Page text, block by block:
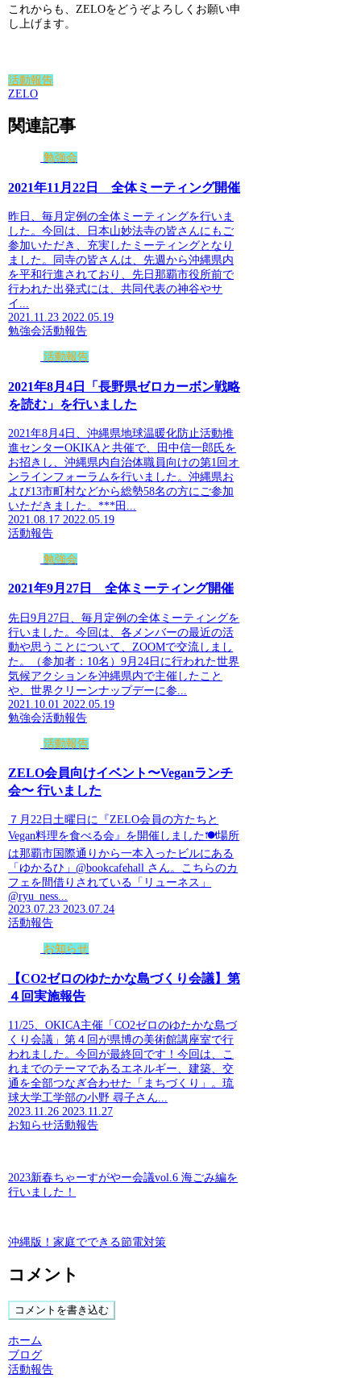
これからも、ZELOをどうぞよろしくお願い申
し上げます。
活動報告
ZELO
関連記事
勉強会
2021年11月22日 全体ミーティング開催
昨日、毎月定例の全体ミーティングを行いま
した。今回は、日本山妙法寺の皆さんにもご
参加いただき、充実したミーティングとなり
ました。同寺の皆さんは、先週から沖縄県内
を平和行進されており、先日那覇市役所前で
行われた出発式には、共同代表の神谷やサ
イ...
2021.11.23 2022.05.19
勉強会活動報告
活動報告
2021年8月4日「長野県ゼロカーボン戦略
を読む」を行いました
2021年8月4日、沖縄県地球温暖化防止活動推
進センターOKIKAと共催で、田中信一郎氏を
お招きし、沖縄県内自治体職員向けの第1回オ
ンラインフォーラムを行いました。沖縄県お
よび13市町村などから総勢58名の方にご参加
いただきました。***田...
2021.08.17 2022.05.19
活動報告
勉強会
2021年9月27日 全体ミーティング開催
先日9月27日、毎月定例の全体ミーティングを
行いました。今回は、各メンバーの最近の活
動や思うことについて、ZOOMで交流しまし
た。（参加者：10名）9月24日に行われた世界
気候アクションを沖縄県内で主催したこと
や、世界クリーンナップデーに参...
2021.10.01 2022.05.19
勉強会活動報告
活動報告
ZELO会員向けイベント〜Veganランチ
会〜 行いました
７月22日土曜日に『ZELO会員の方たちと
Vegan料理を食べる会』を開催しました🍽️場所
は那覇市国際通りから一本入ったビルにある
「ゆかるひ」@bookcafehall さん。こちらのカ
フェを間借りされている「リューネス」
@ryu_ness...
2023.07.23 2023.07.24
活動報告
お知らせ
【CO2ゼロのゆたかな島づくり会議】第
４回実施報告
11/25、OKICA主催「CO2ゼロのゆたかな島づ
くり会議」第４回が県博の美術館講座室で行
われました。今回が最終回です！今回は、こ
れまでのテーマであるエネルギー、建築、交
通を全部つなぎ合わせた「まちづくり」。琉
球大学工学部の小野 尋子さん...
2023.11.26 2023.11.27
お知らせ活動報告
2023新春ちゃーすがやー会議vol.6 海ごみ編を
行いました！
沖縄版！家庭でできる節電対策
コメント
コメントを書き込む
ホーム
ブログ
活動報告